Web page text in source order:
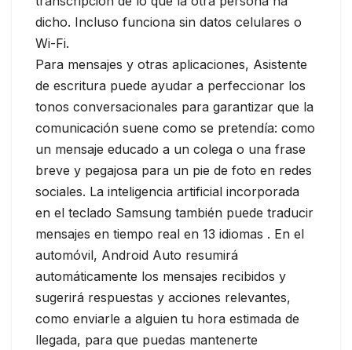
dicho. Incluso funciona sin datos celulares o
Wi-Fi.
Para mensajes y otras aplicaciones, Asistente
de escritura puede ayudar a perfeccionar los
tonos conversacionales para garantizar que la
comunicación suene como se pretendía: como
un mensaje educado a un colega o una frase
breve y pegajosa para un pie de foto en redes
sociales. La inteligencia artificial incorporada
en el teclado Samsung también puede traducir
mensajes en tiempo real en 13 idiomas . En el
automóvil, Android Auto resumirá
automáticamente los mensajes recibidos y
sugerirá respuestas y acciones relevantes,
como enviarle a alguien tu hora estimada de
llegada, para que puedas mantenerte